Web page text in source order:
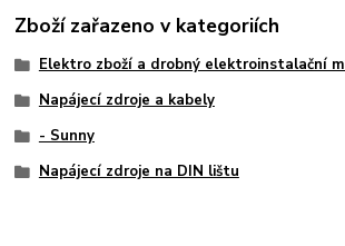
Zboží zařazeno v kategoriích
Elektro zboží a drobný elektroinstalační
Napájecí zdroje a kabely
- Sunny
Napájecí zdroje na DIN lištu